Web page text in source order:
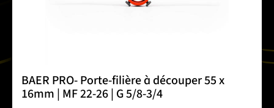
BAER PRO- Porte-filière à découper 55 x
16mm | MF 22-26 | G 5/8-3/4